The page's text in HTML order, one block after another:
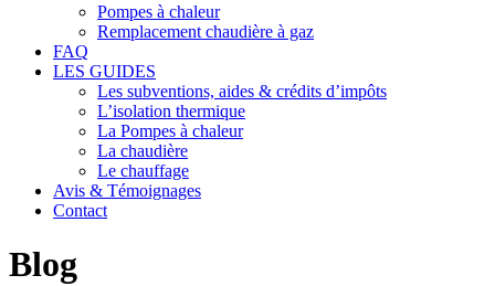
Pompes à chaleur
Remplacement chaudière à gaz
FAQ
LES GUIDES
Les subventions, aides & crédits d’impôts
L’isolation thermique
La Pompes à chaleur
La chaudière
Le chauffage
Avis & Témoignages
Contact
Blog